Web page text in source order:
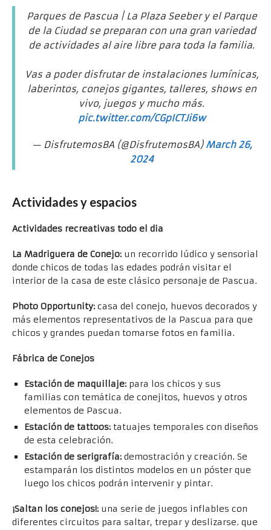
Parques de Pascua | La Plaza Seeber y el Parque
de la Ciudad se preparan con una gran variedad
de actividades al aire libre para toda la familia.
Vas a poder disfrutar de instalaciones lumínicas,
laberintos, conejos gigantes, talleres, shows en
vivo, juegos y mucho más.
pic.twitter.com/CGpICTJi6w
— DisfrutemosBA (@DisfrutemosBA) March 26,
2024
Actividades y espacios
Actividades recreativas todo el dia
La Madriguera de Conejo: un recorrido lúdico y sensorial
donde chicos de todas las edades podrán visitar el
interior de la casa de este clásico personaje de Pascua.
Photo Opportunity: casa del conejo, huevos decorados y
más elementos representativos de la Pascua para que
chicos y grandes puedan tomarse fotos en familia.
Fábrica de Conejos
Estación de maquillaje: para los chicos y sus
familias con temática de conejitos, huevos y otros
elementos de Pascua.
Estación de tattoos: tatuajes temporales con diseños
de esta celebración.
Estación de serigrafía: demostración y creación. Se
estamparán los distintos modelos en un póster que
luego los chicos podrán intervenir y pintar.
¡Saltan los conejos!: una serie de juegos inflables con
diferentes circuitos para saltar, trepar y deslizarse. que